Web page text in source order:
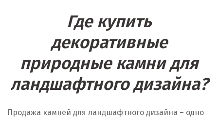
Краснотурьинск
Красноуфимск
Красноярск
Крым
Где купить
декоративные
природные камни для
ландшафтного дизайна?
Продажа камней для ландшафтного дизайна – одно